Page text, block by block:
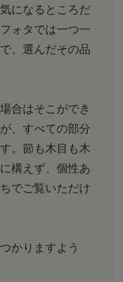
になるところだ
ォタでは一つ一
、選んだその品
合はそこができ
、すべての部分
。節も木目も木
構えず、個性あ
でご覧いただけ
かりますよう